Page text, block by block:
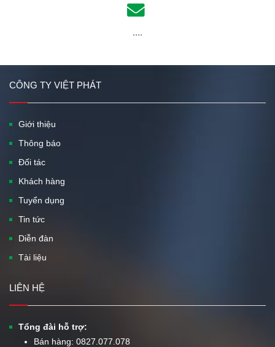
....
CÔNG TY VIỆT PHÁT
Giới thiệu
Thông báo
Đối tác
Khách hàng
Tuyển dụng
Tin tức
Diễn đàn
Tài liệu
LIÊN HỆ
Tổng đài hỗ trợ:
Bán hàng: 0827.077.078